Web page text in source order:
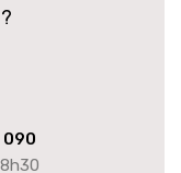
090